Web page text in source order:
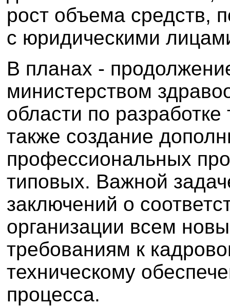
рост объема средств,
с юридическими
В планах -
министерством
области по
также создание
профессиональных
типовых. Важной
заключений о
организации всем
требованиям к
техническому
процесса.